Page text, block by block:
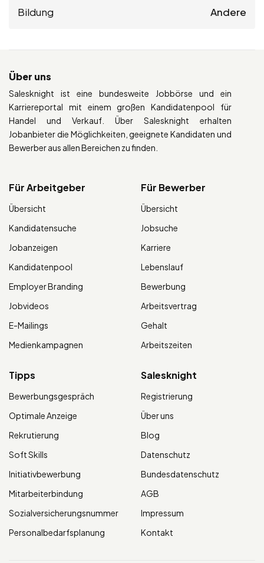
Bildung Andere
Über uns
Salesknight ist eine bundesweite Jobbörse und ein
Karriereportal mit einem großen Kandidatenpool für
Handel und Verkauf. Über Salesknight erhalten
Jobanbieter die Möglichkeiten, geeignete Kandidaten und
Bewerber aus allen Bereichen zu finden.
Für Arbeitgeber
Übersicht
Kandidatensuche
Jobanzeigen
Kandidatenpool
Employer Branding
Jobvideos
E-Mailings
Medienkampagnen
Für Bewerber
Übersicht
Jobsuche
Karriere
Lebenslauf
Bewerbung
Arbeitsvertrag
Gehalt
Arbeitszeiten
Tipps
Bewerbungsgespräch
Optimale Anzeige
Rekrutierung
Soft Skills
Initiativbewerbung
Mitarbeiterbindung
Sozialversicherungsnummer
Personalbedarfsplanung
Salesknight
Registrierung
Über uns
Blog
Datenschutz
Bundesdatenschutz
AGB
Impressum
Kontakt